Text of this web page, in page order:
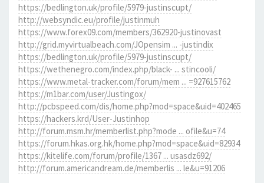
https://bedlington.uk/profile/5979-justinscupt/
http://websyndic.eu/profile/justinmuh
https://www.forex09.com/members/362920-justinovast
http://grid.myvirtualbeach.com/JOpensim ... -justindix
https://bedlington.uk/profile/5979-justinscupt/
https://wethenegro.com/index.php/black- ... stincooli/
https://www.metal-tracker.com/forum/mem ... =927615762
https://m1bar.com/user/Justingox/
http://pcbspeed.com/dis/home.php?mod=space&uid=402465
https://hackers.krd/User-Justinhop
http://forum.msm.hr/memberlist.php?mode ... ofile&u=74
https://forum.hkas.org.hk/home.php?mod=space&uid=82934
https://kitelife.com/forum/profile/1367 ... usasdz692/
http://forum.americandream.de/memberlis ... le&u=91206